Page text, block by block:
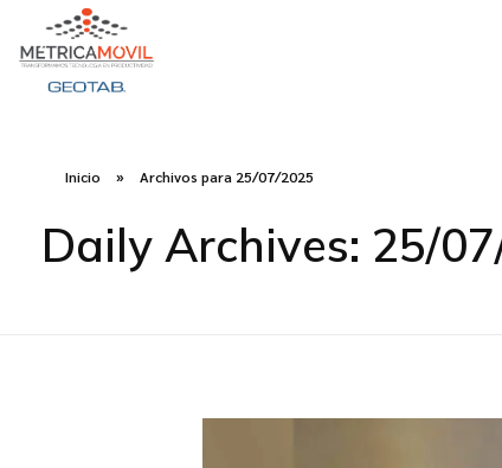
Inicio » Archivos para 25/07/2025
Daily Archives: 25/